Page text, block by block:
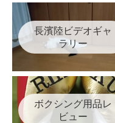
長濱陸ビデオギャ
ラリー
ボクシング用品レ
ビュー